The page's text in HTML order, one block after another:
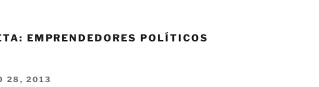
EMPRENDEDORES POLÍTICOS
28, 2013